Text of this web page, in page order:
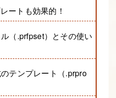
ートも効果的！
（.prfpset）とその使い
テンプレート（.prpro